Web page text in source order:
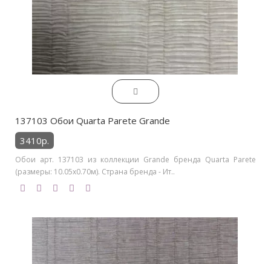
137103 Обои Quarta Parete Grande
3410р.
Обои арт. 137103 из коллекции Grande бренда Quarta Parete
(размеры: 10.05х0.70м). Страна бренда - Ит..